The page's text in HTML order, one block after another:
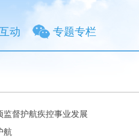
动 专题专栏
督护航疾控事业发展
航